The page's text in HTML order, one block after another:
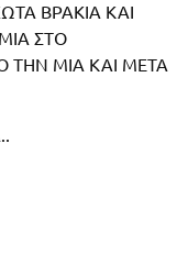
ΒΡΑΚΙΑ ΚΑΙ
ΣΤΟ
ΜΙΑ ΚΑΙ ΜΕΤΑ